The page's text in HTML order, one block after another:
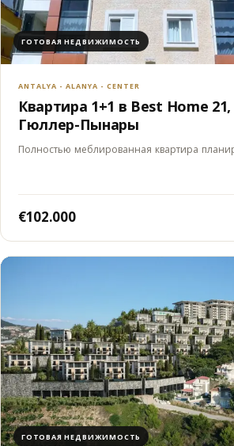
ГОТОВАЯ НЕДВИЖИМОСТЬ
ANTALYA - ALANYA - CENTER
Квартира 1+1 в Best Home 21,
Гюллер-Пынары
Полностью меблированная квартира
€102.000
ГОТОВАЯ НЕДВИЖИМОСТЬ